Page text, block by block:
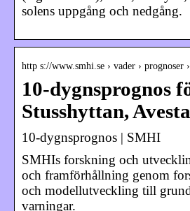
solens uppgång och nedgång.
http s://www.smhi.se › vader › prognoser
10-dygnsprognos
Stusshyttan,
10-dygnsprognos | SMHI
SMHIs forskning och
och framförhållning genom
och modellutveckling till
varningar.